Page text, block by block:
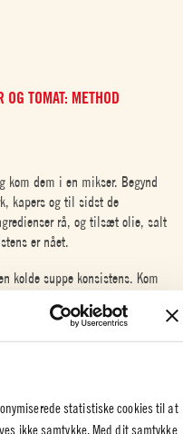
statistiske cookies til at
ikke samtykke. Med dit samtykke
TOMAT: METHOD
kom dem i en mikser. Begynd
kapers og til sidst de
rå, og tilsæt olie, salt
er nået.
kolde suppe konsistens. Kom
let-pande, og tilbered
klar. Lav nogle spyd med